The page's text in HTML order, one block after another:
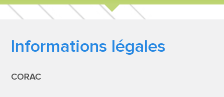
FEUILLE DE
ROUTE
Informations légales
CORAC